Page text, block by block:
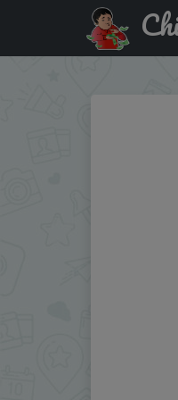
Купити на розпродажі